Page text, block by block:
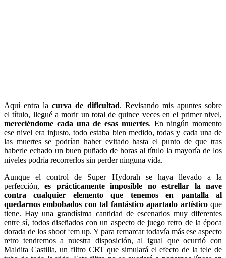
Aquí entra lacurva de dificultad. Revisando mis apuntes sobre
el título, llegué a morir un total de quince veces en el primer nivel,
mereciéndome cada una de esas muertes. En ningún momento
ese nivel era injusto, todo estaba bien medido, todas y cada una de
las muertes se podrían haber evitado hasta el punto de que tras
haberle echado un buen puñado de horas al título la mayoría de los
niveles podría recorrerlos sin perder ninguna vida.
Aunque el control de Super Hydorah se haya llevado a la
perfección,es prácticamente imposible no estrellar la nave
contra cualquier elemento que tenemos en pantalla al
quedarnos embobados con tal fantástico apartado artísticoque
tiene. Hay una grandísima cantidad de escenarios muy diferentes
entre sí, todos diseñados con un aspecto de juego retro de la época
dorada de los shoot ‘em up. Y para remarcar todavía más ese aspecto
retro tendremos a nuestra disposición, al igual que ocurrió con
Maldita Castilla, un filtro CRT que simulará el efecto de la tele de